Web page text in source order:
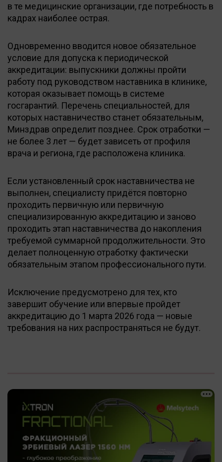
в те медицинские организации, где потребность в
кадрах наиболее острая.
Одновременно вводится новое обязательное
условие для допуска к периодической
аккредитации: выпускники должны пройти
работу под руководством наставника в клинике,
которая оказывает помощь в системе
госгарантий. Перечень специальностей, для
которых наставничество станет обязательным,
Минздрав определит позднее. Срок отработки —
не более 3 лет — будет зависеть от профиля
врача и региона, где расположена клиника.
Если установленный срок наставничества не
выполнен, специалисту придётся повторно
проходить первичную или первичную
специализированную аккредитацию и заново
проходить этап наставничества до накопления
требуемой суммарной продолжительности. Это
делает полноценную отработку фактически
обязательным этапом профессионального пути.
Исключение предусмотрено для тех, кто
завершит обучение или впервые пройдет
аккредитацию до 1 марта 2026 года — новые
требования на них распространяться не будут.